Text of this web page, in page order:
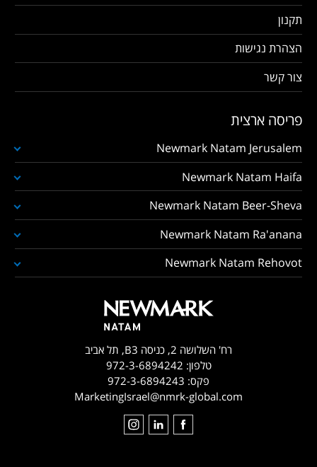
תקנון
הצהרת נגישות
צור קשר
פריסה ארצית
Newmark Natam Jerusalem
Newmark Natam Haifa
Newmark Natam Beer-Sheva
Newmark Natam Ra'anana
Newmark Natam Rehovot
רח' השלושה 2, כניסה B3, תל אביב
טלפון: 972-3-6894242
פקס: 972-3-6894243
MarketingIsrael@nmrk-global.com